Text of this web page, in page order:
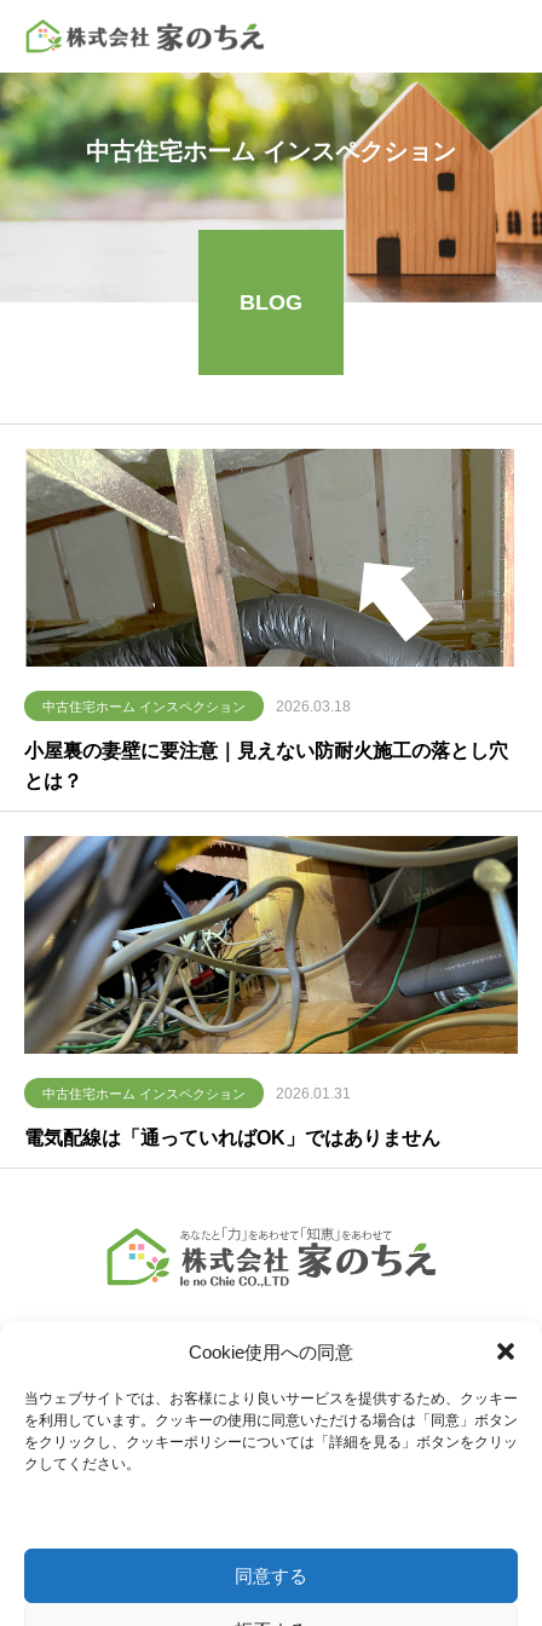
Cookie使用への同意
当ウェブサイトでは、お客様により良いサービスを提供するため、クッキー
を利用しています。クッキーの使用に同意いただける場合は「同意」ボタン
をクリックし、クッキーポリシーについては「詳細を見る」ボタンをクリッ
クしてください。
同意する
中古住宅ホーム インスペクション
BLOG
中古住宅ホーム インスペクション 2026.03.18
小屋裏の妻壁に要注意｜見えない防耐火施工の落とし穴
とは？
中古住宅ホーム インスペクション 2026.01.31
電気配線は「通っていればOK」ではありません
COMPANY
会社情報
SERVICE
サービス一覧
CONTACT